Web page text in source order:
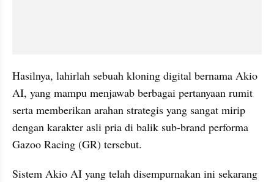
Hasilnya, lahirlah sebuah kloning digital bernama Akio
AI, yang mampu menjawab berbagai pertanyaan rumit
serta memberikan arahan strategis yang sangat mirip
dengan karakter asli pria di balik sub-brand performa
Gazoo Racing (GR) tersebut.
Sistem Akio AI yang telah disempurnakan ini sekarang